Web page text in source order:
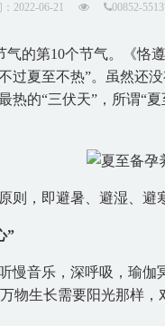
2022-06-21 00852-
气的第10个节气。《恪
过夏至不热”。虽然还
热的“三伏天”，所谓“
则，即避暑、避湿、
”
慢音乐，深呼吸，瑜
物生长需要阳光那样